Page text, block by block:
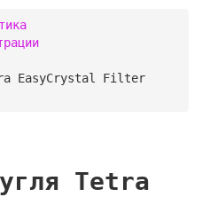
EasyCrystal Filter
Tetra